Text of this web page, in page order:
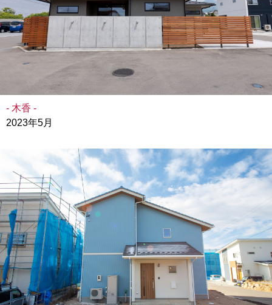
- 木香 -
2023年5月